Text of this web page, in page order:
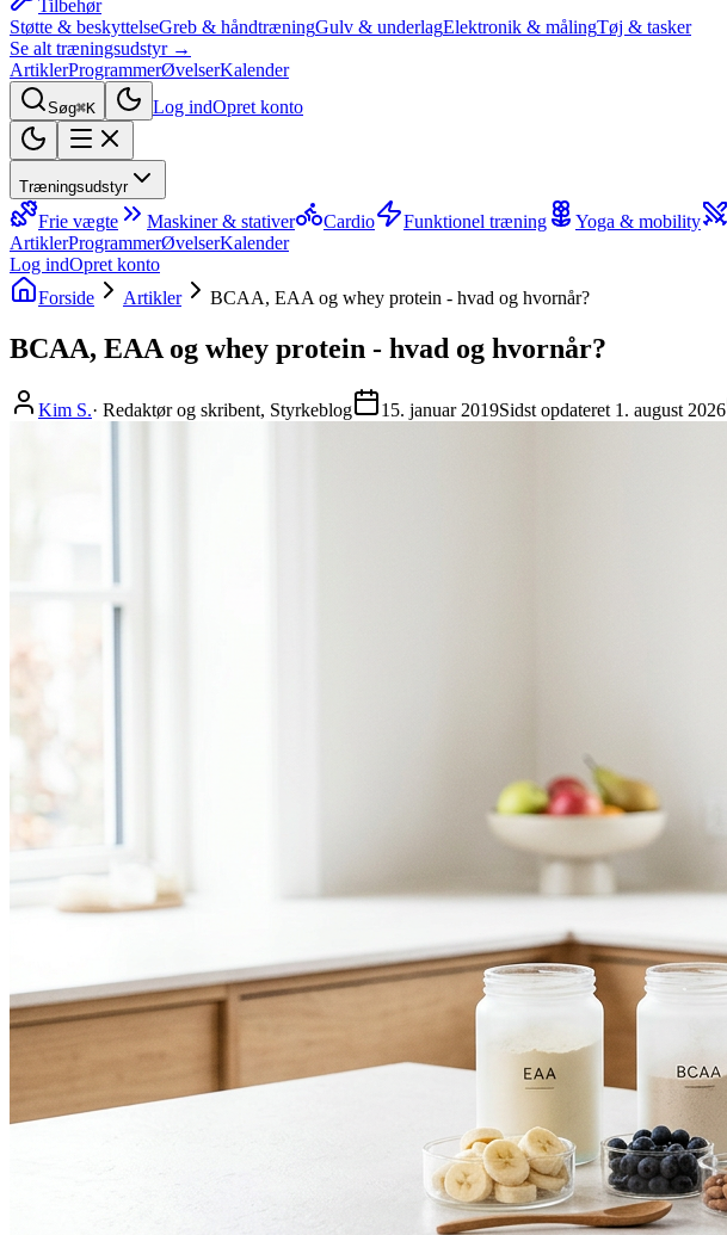
Tilbehør
Støtte & beskyttelseGreb & håndtræningGulv & underlagElektronik & målingTøj & tasker
Se alt træningsudstyr →
ArtiklerProgrammerØvelserKalender
Søg⌘K Log indOpret konto
Træningsudstyr
Frie vægte Maskiner & stativer Cardio Funktionel træning Yoga & mobility
ArtiklerProgrammerØvelserKalender
Log indOpret konto
Forside
Artikler BCAA, EAA og whey protein - hvad og hvornår?
BCAA, EAA og whey protein - hvad og hvornår?
Kim S.· Redaktør og skribent, Styrkeblog 15. januar 2019Sidst opdateret 1. august 2026